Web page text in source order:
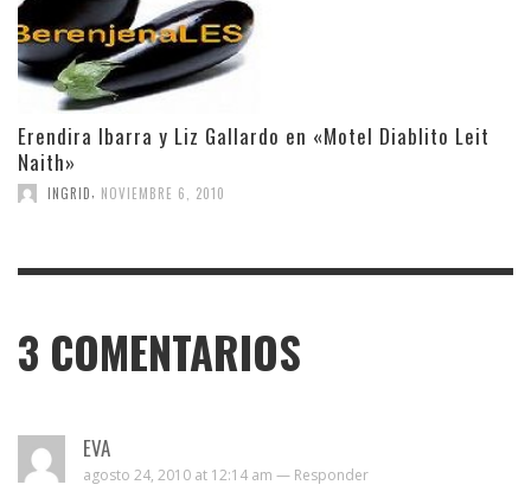
Erendira Ibarra y Liz Gallardo en «Motel Diablito Leit
Naith»
INGRID NOVIEMBRE 6, 2010
3 COMENTARIOS
EVA
agosto 24, 2010 at 12:14 am — Responder